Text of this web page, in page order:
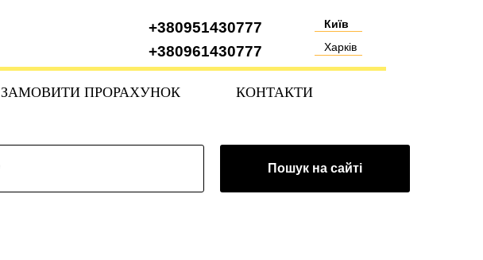
+380961430777
+380951430777
Київ
Харків
ЗАМОВИТИ ПРОРАХУНОК КОНТАКТИ
Пошук на сайті